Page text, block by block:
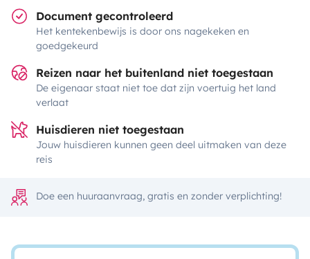
Document gecontroleerd
Het kentekenbewijs is door ons nagekeken en
goedgekeurd
Reizen naar het buitenland niet toegestaan
De eigenaar staat niet toe dat zijn voertuig het land
verlaat
Huisdieren niet toegestaan
Jouw huisdieren kunnen geen deel uitmaken van deze
reis
Doe een huuraanvraag, gratis en zonder verplichting!